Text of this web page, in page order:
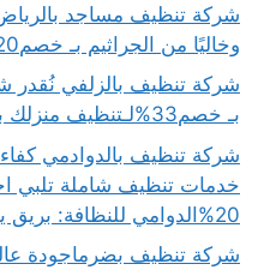
شركة تنظيف مساجد
وخاليًا من الجراثيم بـ خصم20% اتصل بنا
شركة تنظيف بالزلفي
بـ خصم33%لـتنظيف منزلك بالزلفي اتصل بنا الان
شركة تنظيف بالدوادمي
خدمات تنظيف شاملة تلبي
20%الدوامي للنظافة: بريق يدوم اتصل بنا الان
شركة تنظيف بضرماجودة